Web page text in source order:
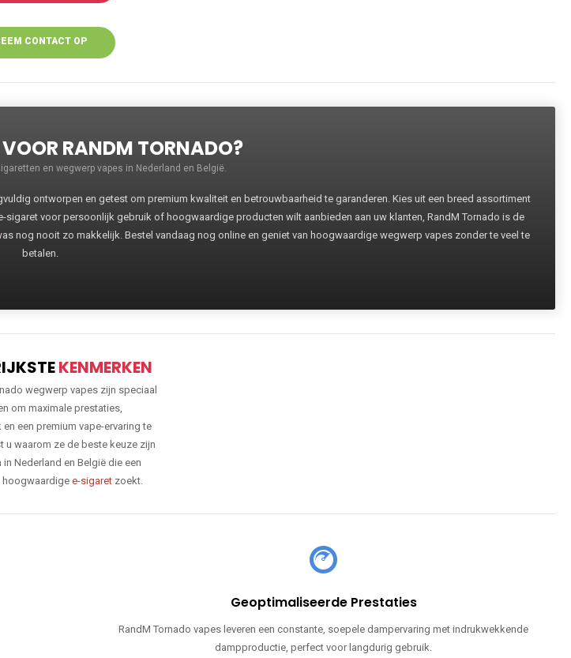
CONTACT OP
RANDM TORNADO?
en wegwerp vapes in Nederland en België.
ontworpen en getest om premium kwaliteit en betrouwbaarheid te garanderen. Kies uit een breed assortiment
voor persoonlijk gebruik of hoogwaardige producten wilt aanbieden aan uw klanten, RandM Tornado is de
nog nooit zo makkelijk. Bestel vandaag nog online en geniet van hoogwaardige wegwerp vapes zonder te veel te
betalen.
KENMERKEN
wegwerp vapes zijn speciaal
om maximale prestaties,
een premium vape-ervaring te
u waarom ze de beste keuze zijn
in Nederland en België die een
e-sigaretzoekt.
Geoptimaliseerde Prestaties
RandM Tornado vapes leveren een constante, soepele dampervaring met indrukwekkende
dampproductie, perfect voor langdurig gebruik.